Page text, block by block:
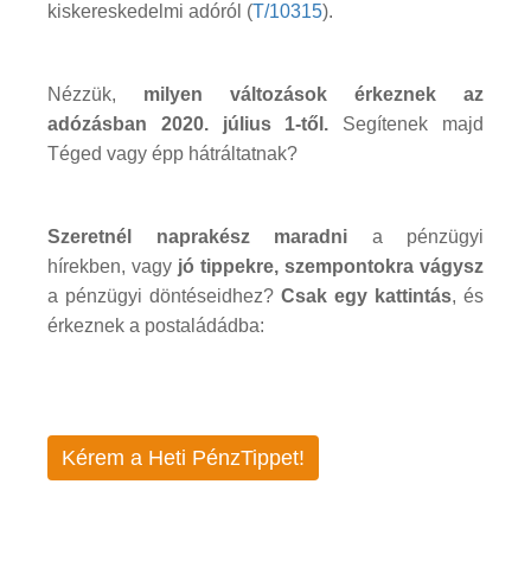
kiskereskedelmi adóról (T/10315).
Nézzük, milyen változások érkeznek az
adózásban 2020. július 1-től. Segítenek majd
Téged vagy épp hátráltatnak?
Szeretnél naprakész maradni a pénzügyi
hírekben, vagy jó tippekre, szempontokra vágysz
a pénzügyi döntéseidhez? Csak egy kattintás, és
érkeznek a postaládádba:
Kérem a Heti PénzTippet!